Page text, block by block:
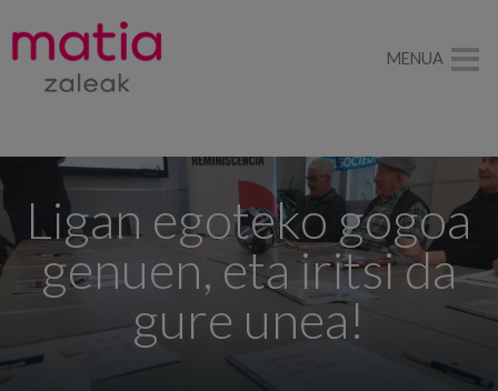
Ligan egoteko gogoa
genuen, eta iritsi da
gure unea!
MENUA